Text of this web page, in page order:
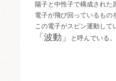
陽子と中性子で構成された
電子が飛び回っているもの
この電子がスピン運動して
「波動」 と呼んでいる。